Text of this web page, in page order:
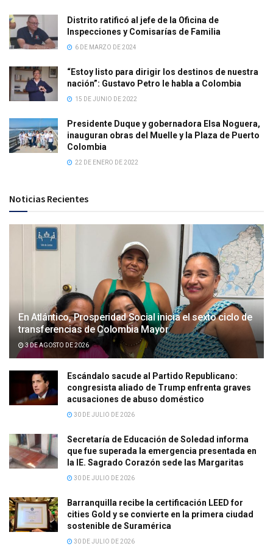
Distrito ratificó al jefe de la Oficina de
Inspecciones y Comisarías de Familia
6 DE MARZO DE 2024
“Estoy listo para dirigir los destinos de nuestra
nación”: Gustavo Petro le habla a Colombia
15 DE JUNIO DE 2022
Presidente Duque y gobernadora Elsa Noguera,
inauguran obras del Muelle y la Plaza de Puerto
Colombia
22 DE ENERO DE 2022
Noticias Recientes
En Atlántico, Prosperidad Social inicia el sexto ciclo de
transferencias de Colombia Mayor
3 DE AGOSTO DE 2026
Escándalo sacude al Partido Republicano:
congresista aliado de Trump enfrenta graves
acusaciones de abuso doméstico
30 DE JULIO DE 2026
Secretaría de Educación de Soledad informa
que fue superada la emergencia presentada en
la IE. Sagrado Corazón sede las Margaritas
30 DE JULIO DE 2026
Barranquilla recibe la certificación LEED for
cities Gold y se convierte en la primera ciudad
sostenible de Suramérica
30 DE JULIO DE 2026